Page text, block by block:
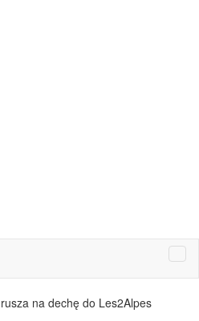
na dechę do Les2Alpes